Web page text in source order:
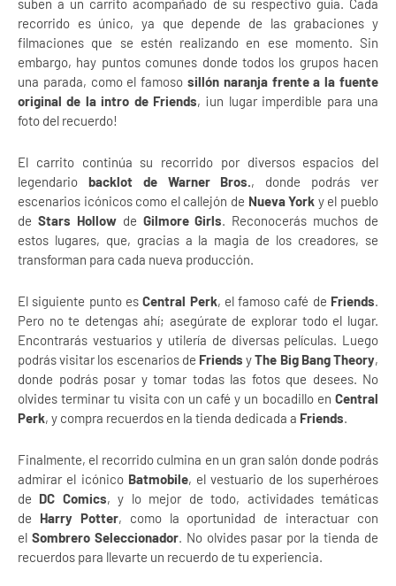
suben a un carrito acompañado de su respectivo guía. Cada
recorrido es único, ya que depende de las grabaciones y
filmaciones que se estén realizando en ese momento. Sin
embargo, hay puntos comunes donde todos los grupos hacen
una parada, como el famoso sillón naranja frente a la fuente
original de la intro de Friends, ¡un lugar imperdible para una
foto del recuerdo!
El carrito continúa su recorrido por diversos espacios del
legendario backlot de Warner Bros., donde podrás ver
escenarios icónicos como el callejón de Nueva York y el pueblo
de Stars Hollowde Gilmore Girls. Reconocerás muchos de
estos lugares, que, gracias a la magia de los creadores, se
transforman para cada nueva producción.
El siguiente punto esCentral Perk, el famoso café de Friends.
Pero no te detengas ahí; asegúrate de explorar todo el lugar.
Encontrarás vestuarios y utilería de diversas películas. Luego
podrás visitar los escenarios de Friends yThe Big Bang Theory,
donde podrás posar y tomar todas las fotos que desees. No
olvides terminar tu visita con un café y un bocadillo en Central
Perk, y compra recuerdos en la tienda dedicada a Friends.
Finalmente, el recorrido culmina en un gran salón donde podrás
admirar el icónico Batmobile, el vestuario de los superhéroes
de DC Comics, y lo mejor de todo, actividades temáticas
de Harry Potter, como la oportunidad de interactuar con
el Sombrero Seleccionador. No olvides pasar por la tienda de
recuerdos para llevarte un recuerdo de tu experiencia.